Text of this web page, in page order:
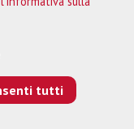
› CLIK-CLIK
tutti